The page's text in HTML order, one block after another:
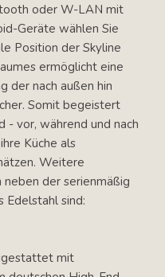
oder W-LAN mit
Geräte wählen Sie
Position der Skyline
ermöglicht eine
der nach außen hin
Somit begeistert
vor, während und nach
Küche als
Weitere
neben der serienmäßig
Edelstahl sind:
mit